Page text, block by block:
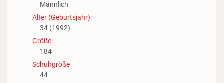
Männlich
Alter (Geburtsjahr)
34 (1992)
Größe
184
Schuhgröße
44